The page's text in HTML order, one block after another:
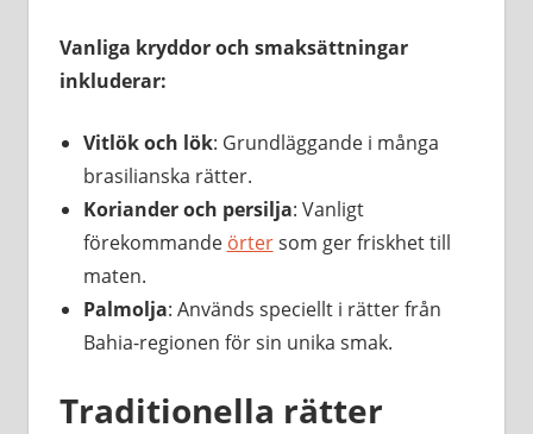
Vanliga kryddor och smaksättningar
inkluderar:
Vitlök och lök: Grundläggande i många
brasilianska rätter.
Koriander och persilja: Vanligt
förekommande örtersom ger friskhet till
maten.
Palmolja: Används speciellt i rätter från
Bahia-regionen för sin unika smak.
Traditionella rätter